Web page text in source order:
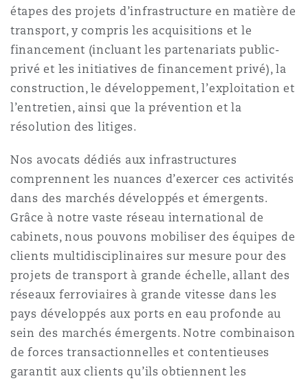
(D. C.)
étapes des projets d’infrastructure en matière de
transport, y compris les acquisitions et le
financement (incluant les partenariats public-
privé et les initiatives de financement privé), la
construction, le développement, l’exploitation et
l’entretien, ainsi que la prévention et la
résolution des litiges.
Nos avocats dédiés aux infrastructures
comprennent les nuances d’exercer ces activités
dans des marchés développés et émergents.
Grâce à notre vaste réseau international de
cabinets, nous pouvons mobiliser des équipes de
clients multidisciplinaires sur mesure pour des
projets de transport à grande échelle, allant des
réseaux ferroviaires à grande vitesse dans les
pays développés aux ports en eau profonde au
sein des marchés émergents. Notre combinaison
de forces transactionnelles et contentieuses
garantit aux clients qu’ils obtiennent les